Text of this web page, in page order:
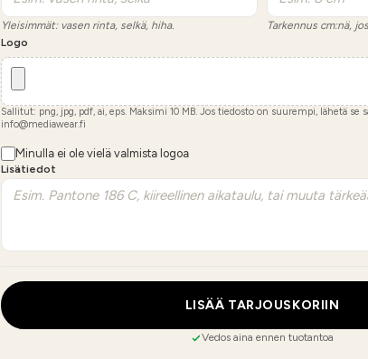
Yleisimmät: vasen rinta, selkä, hiha.
Tarkennus cm:nä,
Logo
Sallitut: png, jpg, pdf, ai, eps. Maksimi 10 MB. Jos tiedosto on suurempi, lähetä se
info@mediawear.fi
Minulla ei ole vielä valmista logoa
Lisätiedot
LISÄÄ TARJOUSKORIIN
Vedos aina ennen tuotantoa